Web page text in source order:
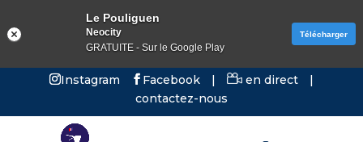
Instagram Facebook | en direct
|
contactez-nous
Le Pouliguen
Neocity
GRATUITE - Sur le Google Play
Télécharger